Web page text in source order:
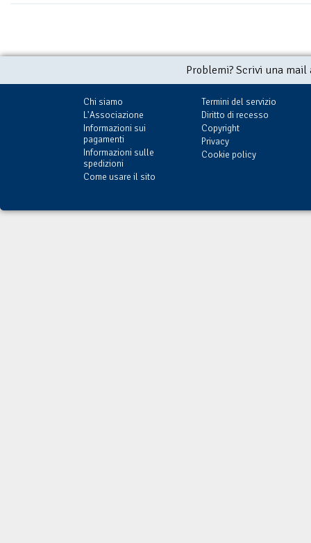
Problemi? Scrivi una
Chi siamo
L'Associazione
Informazioni sui
pagamenti
Informazioni sulle
spedizioni
Come usare il sito
Termini del servizio
Diritto di recesso
Copyright
Privacy
Cookie policy